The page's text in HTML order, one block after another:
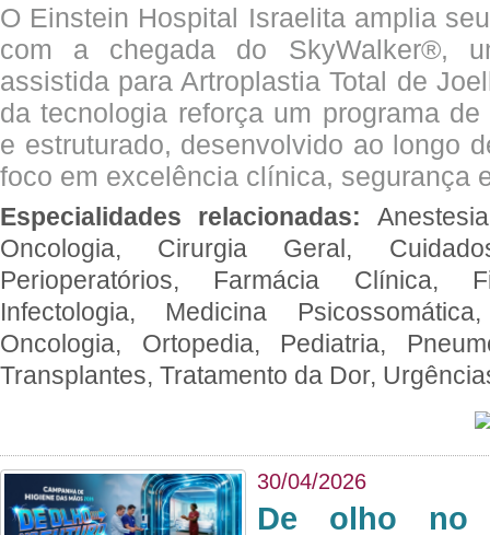
O Einstein Hospital Israelita amplia
com a chegada do SkyWalker®,
assistida para Artroplastia Total de
da tecnologia reforça um programa
e estruturado, desenvolvido ao longo
foco em excelência clínica, segurança
Especialidades relacionadas:
Oncologia, Cirurgia Geral,
Perioperatórios, Farmácia Clínica,
Infectologia, Medicina
Oncologia, Ortopedia, Pediatria,
Transplantes, Tratamento da Dor,
30/04/2026
De olho no